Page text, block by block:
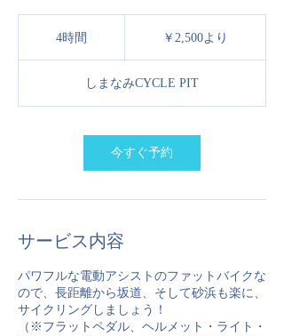
4時間 ￥2,500より
しまなみCYCLE PIT
今すぐ予約
サービス内容
パワフルな電動アシストのファットバイクな
ので、長距離から坂道、そして砂浜も楽に、
サイクリングしましょう！
（※フラットペダル、ヘルメット・ライト・